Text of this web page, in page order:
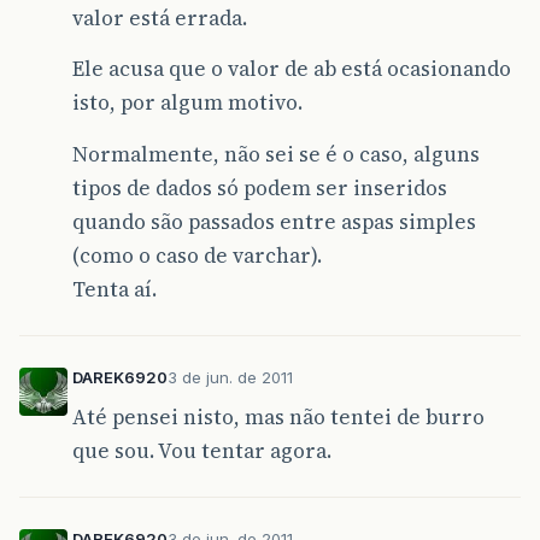
valor está errada.
Ele acusa que o valor de ab está ocasionando
isto, por algum motivo.
Normalmente, não sei se é o caso, alguns
tipos de dados só podem ser inseridos
quando são passados entre aspas simples
(como o caso de varchar).
Tenta aí.
DAREK69203 de jun. de 2011
Até pensei nisto, mas não tentei de burro
que sou. Vou tentar agora.